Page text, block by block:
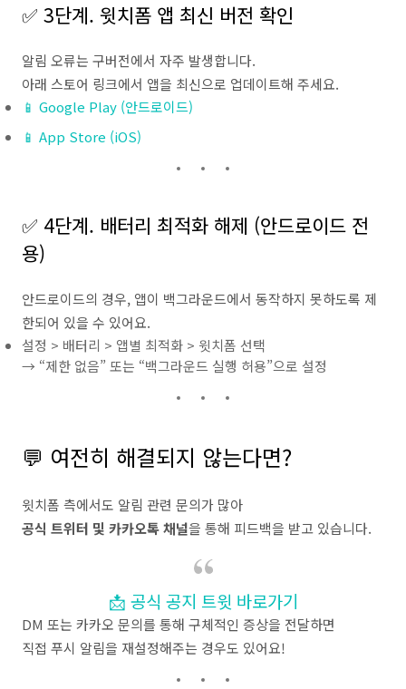
✅ 3단계. 윗치폼 앱 최신 버전 확인
알림 오류는 구버전에서 자주 발생합니다.
아래 스토어 링크에서 앱을 최신으로 업데이트해 주세요.
📱 Google Play (안드로이드)
📱 App Store (iOS)
✅ 4단계. 배터리 최적화 해제 (안드로이드 전
용)
안드로이드의 경우, 앱이 백그라운드에서 동작하지 못하도록 제
한되어 있을 수 있어요.
설정 > 배터리 > 앱별 최적화 > 윗치폼 선택
→ “제한 없음” 또는 “백그라운드 실행 허용”으로 설정
💬 여전히 해결되지 않는다면?
윗치폼 측에서도 알림 관련 문의가 많아
공식 트위터 및 카카오톡 채널을 통해 피드백을 받고 있습니다.
📩 공식 공지 트윗 바로가기
DM 또는 카카오 문의를 통해 구체적인 증상을 전달하면
직접 푸시 알림을 재설정해주는 경우도 있어요!